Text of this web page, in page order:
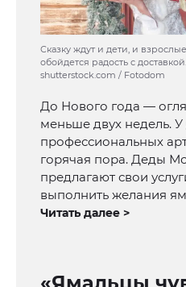
Сказку ждут и дети, и
обойдется радость с
shutterstock.com / Fotodom
До Нового года —
меньше двух недель.
профессиональных
горячая пора. Деды
предлагают свои
выполнить желания
Читать далее >